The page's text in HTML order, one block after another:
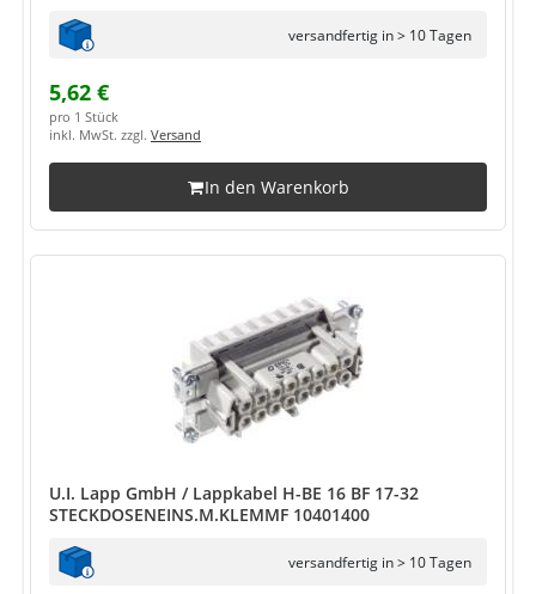
versandfertig in > 10 Tagen
5,62 €
pro 1 Stück
inkl. MwSt. zzgl. Versand
In den Warenkorb
U.I. Lapp GmbH / Lappkabel H-BE 16 BF 17-32
STECKDOSENEINS.M.KLEMMF 10401400
versandfertig in > 10 Tagen